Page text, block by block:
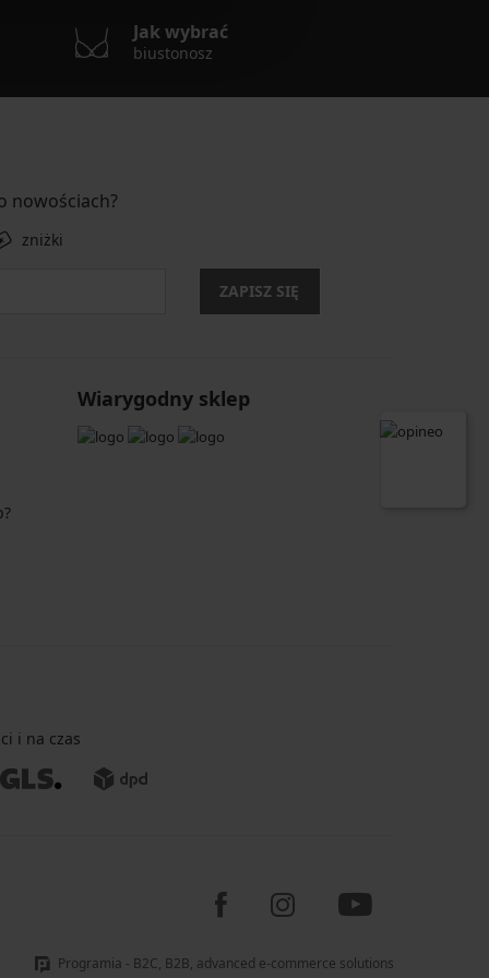
Jak wybrać
biustonosz
nowościach?
zniżki
ZAPISZ SIĘ
Wiarygodny sklep
i na czas
Programia - B2C, B2B, advanced e-commerce solutions